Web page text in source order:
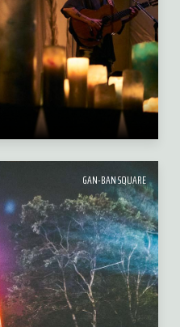
GAN-BAN SQUARE